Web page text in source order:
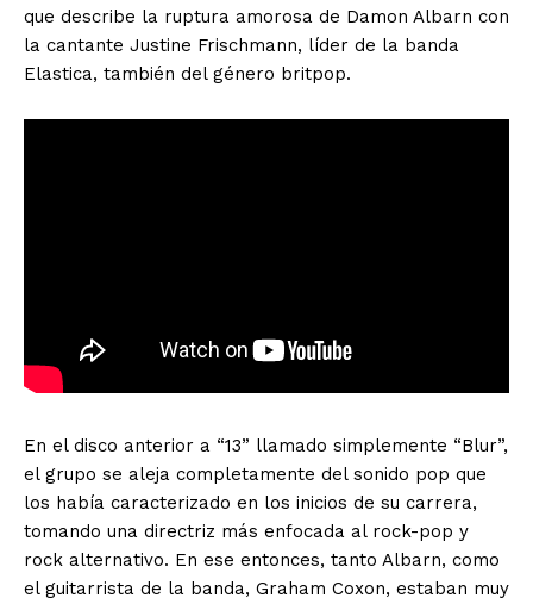
que describe la ruptura amorosa de Damon Albarn con
la cantante Justine Frischmann, líder de la banda
Elastica, también del género britpop.
En el disco anterior a “13” llamado simplemente “Blur”,
el grupo se aleja completamente del sonido pop que
los había caracterizado en los inicios de su carrera,
tomando una directriz más enfocada al rock-pop y
rock alternativo. En ese entonces, tanto Albarn, como
el guitarrista de la banda, Graham Coxon, estaban muy